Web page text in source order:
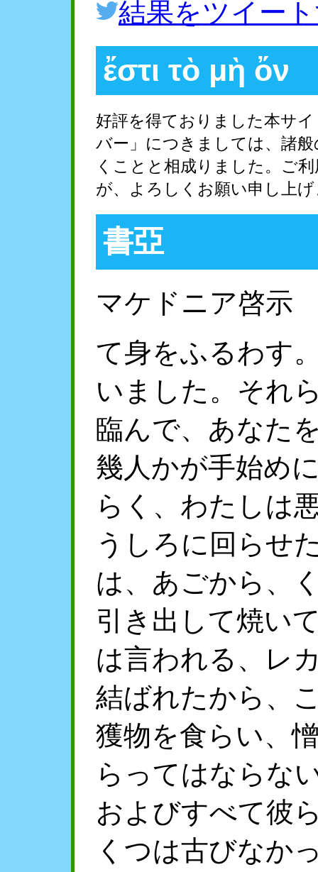
結果をツイー
ἔστι τὸ μὴ ὄν
好評を得ておりました本サ
バー」につきましては、諸
くことと相成りました。ご
が、よろしくお願い申し上
書亞
マケドニア啓示
て身をふるわす
いました。それ
臨んで、あなた
幾人かが手始め
らく、わたしは
うしろに回らせ
は、あごから、
引き出して焼い
は言われる、レ
結ばれたから、
獲物を食らい、
らってはならな
およびすべて彼
くつは古びなか